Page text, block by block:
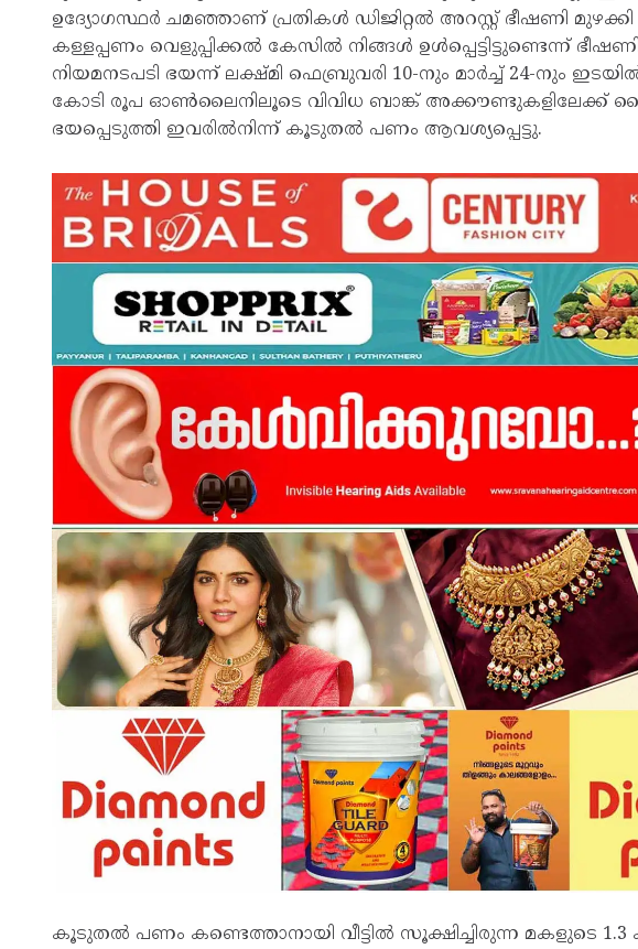
ഉദ്യോഗസ്ഥർ ചമഞ്ഞാണ് പ്രതികൾ ഡിജിറ്റൽ അറസ്റ്റ് ഭീഷണി
കള്ളപ്പണം വെളുപ്പിക്കൽ കേസിൽ നിങ്ങൾ ഉൾപ്പെട്ടിട്ടുണ്ടെന്ന്
നിയമനടപടി ഭയന്ന് ലക്ഷ്മി ഫെബ്രുവരി 10-നും മാർച്ച് 24-നും ഇടയിൽ
കോടി രൂപ ഓൺലൈനിലൂടെ വിവിധ ബാങ്ക് അക്കൗണ്ടുകളിലേക്ക്
ഭയപ്പെടുത്തി ഇവരിൽനിന്ന് കൂടുതൽ പണം ആവശ്യപ്പെട്ടു.
കൂടുതൽ പണം കണ്ടെത്താനായി വീട്ടിൽ സൂക്ഷിച്ചിരുന്ന മകളുടെ